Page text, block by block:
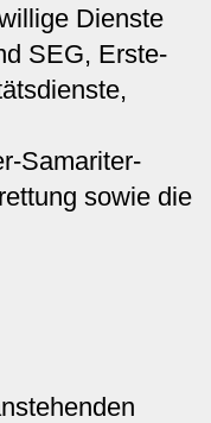
Dienste
SEG, Erste-
Samariter-
sowie die